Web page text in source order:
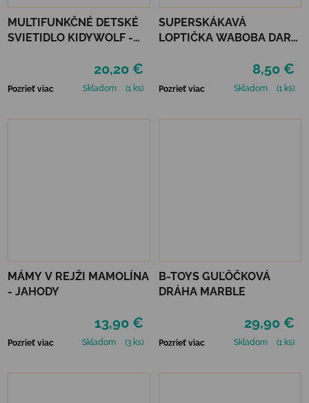
MULTIFUNKČNÉ DETSKÉ
SVIETIDLO KIDYWOLF -
20,20 €
Pozrieť viac Skladom (1 ks)
SUPERSKÁKAVÁ
LOPTIČKA WABOBA DARK
8,50 €
Pozrieť viac Skladom (1 ks)
MÁMY V REJŽI MAMOLÍNA
- JAHODY
13,90 €
Pozrieť viac Skladom (3 ks)
B-TOYS GUĽÔČKOVÁ
DRÁHA MARBLE
29,90 €
Pozrieť viac Skladom (1 ks)